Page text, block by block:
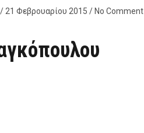
/ 21 Φεβρουαρίου 2015 / No Comment